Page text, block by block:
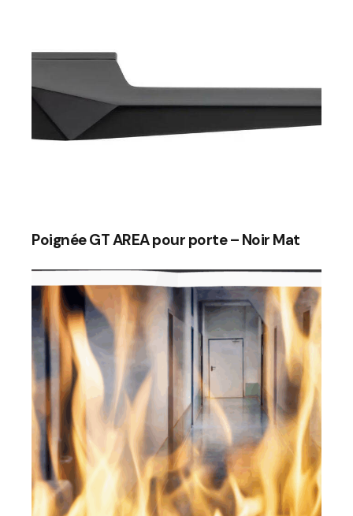
Poignée GT AREA pour porte – Noir Mat